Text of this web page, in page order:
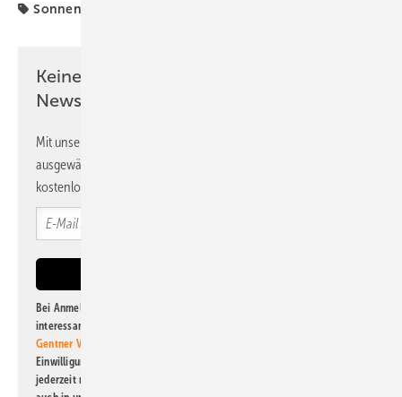
Sonnenstrom
Keine Zeit? Kein Problem mit dem PV
Newsletter!
Mit unserem Newsletter erhalten Sie regelmäßig von uns
ausgewählte Informationen und Neuigkeiten, gebündelt und
kostenlos direkt ins Postfach.
Bei Anmeldung zu diesem Newsletter bin ich damit einverstanden, über
interessante Verlags- und Online-Angebote
Gentner Verlag GmbH & Co. KG
Einwilligung kann ich jederzeit widerrufen und eine Abmeldung ist
jederzeit möglich. Informationen zum Umgang mit Daten finden Sie